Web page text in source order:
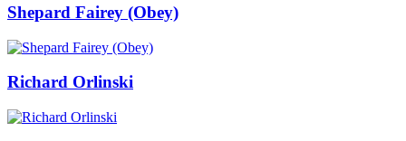
Shepard Fairey (Obey)
Richard Orlinski